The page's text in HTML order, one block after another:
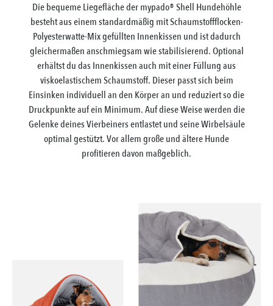
Die bequeme Liegefläche der mypado® Shell Hundehöhle
besteht aus einem standardmäßig mit Schaumstoffflocken-
Polyesterwatte-Mix gefüllten Innenkissen und ist dadurch
gleichermaßen anschmiegsam wie stabilisierend. Optional
erhältst du das Innenkissen auch mit einer Füllung aus
viskoelastischem Schaumstoff. Dieser passt sich beim
Einsinken individuell an den Körper an und reduziert so die
Druckpunkte auf ein Minimum. Auf diese Weise werden die
Gelenke deines Vierbeiners entlastet und seine Wirbelsäule
optimal gestützt. Vor allem große und ältere Hunde
profitieren davon maßgeblich.